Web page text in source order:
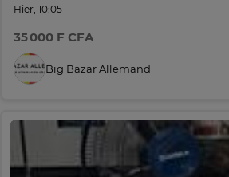
Hier, 10:05
35 000 F CFA
Big Bazar Allemand